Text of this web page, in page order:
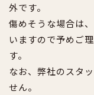
外です。
傷めそうな場合は
いますので予めご
す。
なお、弊社のスタ
せん。